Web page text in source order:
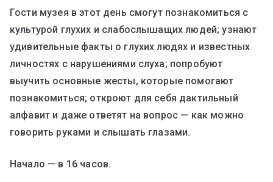
Гости музея в этот день смогут познакомиться с
культурой глухих и слабослышащих людей; узнают
удивительные факты о глухих людях и известных
личностях с нарушениями слуха; попробуют
выучить основные жесты, которые помогают
познакомиться; откроют для себя дактильный
алфавит и даже ответят на вопрос — как можно
говорить руками и слышать глазами.
Начало — в 16 часов.